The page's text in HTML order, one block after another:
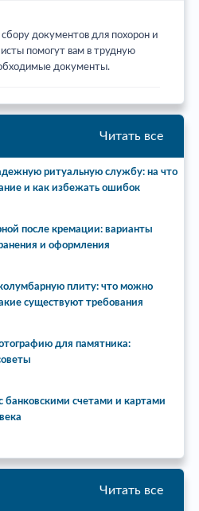
документов для похорон и
помогут вам в трудную
документы.
Читать все
ритуальную службу: на что
и как избежать ошибок
после кремации: варианты
и оформления
плиту: что можно
существуют требования
для памятника:
банковскими счетами и картами
Читать все